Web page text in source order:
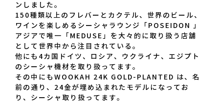
ンしました。
150種類以上のフレバーとカクテル、世界のビール、
ワインを楽しめるシーシャラウンジ「POSEIDON 」
アジアで唯一「MEDUSE」を大々的に取り扱う店舗
として世界中から注目されている。
他にも4カ国ドイツ、ロシア、ウクライナ、エジプト
のシーシャ機材を取り扱ってます。
その中にもWOOKAH 24K GOLD-PLANTED は、名
前の通り、24金が埋め込まれたモデルになってお
り、シーシャ取り扱ってます。